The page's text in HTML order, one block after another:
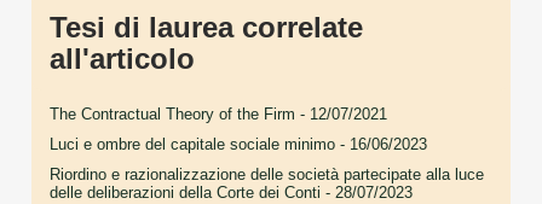
Tesi di laurea correlate
all'articolo
The Contractual Theory of the Firm - 12/07/2021
Luci e ombre del capitale sociale minimo - 16/06/2023
Riordino e razionalizzazione delle società partecipate alla luce
delle deliberazioni della Corte dei Conti - 28/07/2023